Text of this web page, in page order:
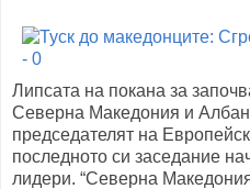
Липсата на покана за
Северна Македония и
председателят на
последното си заседание
лидери. “Северна